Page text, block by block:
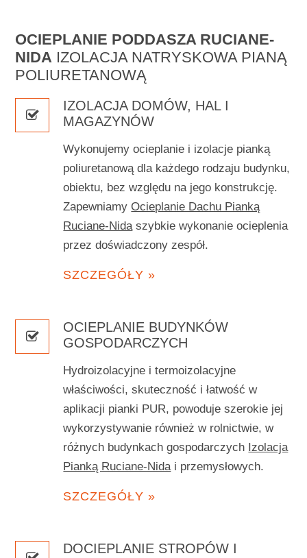
OCIEPLANIE PODDASZA RUCIANE-
NIDA IZOLACJA NATRYSKOWA PIANĄ
POLIURETANOWĄ
IZOLACJA DOMÓW, HAL I
MAGAZYNÓW
Wykonujemy ocieplanie i izolacje pianką
poliuretanową dla każdego rodzaju budynku,
obiektu, bez względu na jego konstrukcję.
ZapewniamyOcieplanie Dachu Pianką
Ruciane-Nida szybkie wykonanie ocieplenia
przez doświadczony zespół.
SZCZEGÓŁY »
OCIEPLANIE BUDYNKÓW
GOSPODARCZYCH
Hydroizolacyjne i termoizolacyjne
właściwości, skuteczność i łatwość w
aplikacji pianki PUR, powoduje szerokie jej
wykorzystywanie również w rolnictwie, w
różnych budynkach gospodarczych Izolacja
Pianką Ruciane-Nida i przemysłowych.
SZCZEGÓŁY »
DOCIEPLANIE STROPÓW I